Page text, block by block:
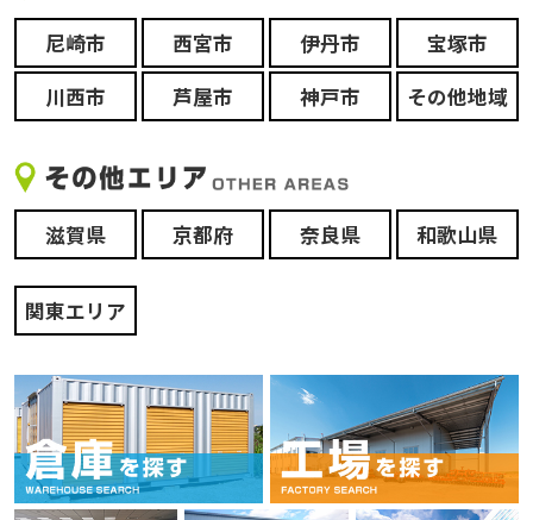
尼崎市 西宮市 伊丹市
宝塚市
川西市
芦屋市 神戸市 その他地域
滋賀県 京都府 奈良県 和歌山県
関東エリア